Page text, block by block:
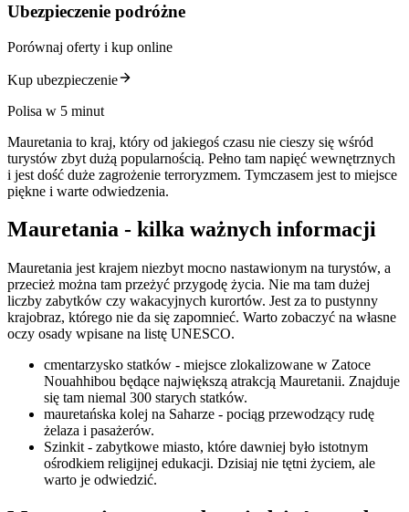
Ubezpieczenie podróżne
Porównaj oferty i kup online
Kup ubezpieczenie
Polisa w 5 minut
Mauretania to kraj, który od jakiegoś czasu nie cieszy się wśród
turystów zbyt dużą popularnością. Pełno tam napięć wewnętrznych
i jest dość duże zagrożenie terroryzmem. Tymczasem jest to miejsce
piękne i warte odwiedzenia.
Mauretania - kilka ważnych informacji
Mauretania jest krajem niezbyt mocno nastawionym na turystów, a
przecież można tam przeżyć przygodę życia. Nie ma tam dużej
liczby zabytków czy wakacyjnych kurortów. Jest za to pustynny
krajobraz, którego nie da się zapomnieć. Warto zobaczyć na własne
oczy osady wpisane na listę UNESCO.
cmentarzysko statków - miejsce zlokalizowane w Zatoce
Nouahhibou będące największą atrakcją Mauretanii. Znajduje
się tam niemal 300 starych statków.
mauretańska kolej na Saharze - pociąg przewodzący rudę
żelaza i pasażerów.
Szinkit - zabytkowe miasto, które dawniej było istotnym
ośrodkiem religijnej edukacji. Dzisiaj nie tętni życiem, ale
warto je odwiedzić.